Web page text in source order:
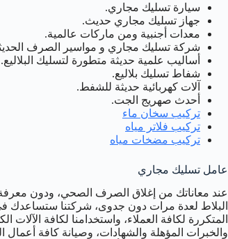
سيارة تسليك مجاري.
جهاز تسليك مجاري حديث.
معدات أجنبية ومن ماركات عالمية.
شركة تسليك مجاري و مواسير الصرف
أساليب علمية حديثة متطورة لتسليك البلاليع.
شفاط تسليك بلاليع.
آلات كهربائية حديثة للشفط.
أحدث صهريج الجت.
تركيب سخان ماء
تركيب فلاتر مياه
تركيب مضخات مياه
عامل تسليك مجاري
عند معاناتك من إغلاق الصرف الصحي، ودون
البلاط لعدة مرات دون جدوى، شركتنا ستساعدك في
المتكررة لكافة العملاء، واستخدامنا لكافة
والخبرات المؤهلة والشهادات، وصيانة كافة